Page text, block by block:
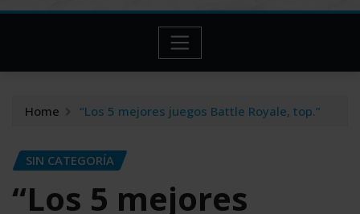
Home “Los 5 mejores juegos Battle Royale, top.”
SIN CATEGORÍA
“Los 5 mejores